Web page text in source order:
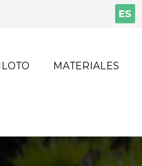
ES
MATERIALES